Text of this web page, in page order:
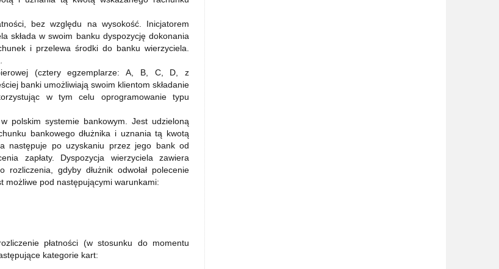
bez względu na wysokość. Inicjatorem
składa w swoim banku dyspozycję dokonania
i przelewa środki do banku wierzyciela.
(cztery egzemplarze: A, B, C, D, z
banki umożliwiają swoim klientom składanie
w tym celu oprogramowanie typu
polskim systemie bankowym. Jest udzieloną
bankowego dłużnika i uznania tą kwotą
następuje po uzyskaniu przez jego bank od
zapłaty. Dyspozycja wierzyciela zawiera
gdyby dłużnik odwołał polecenie
możliwe pod następującymi warunkami:
płatności (w stosunku do momentu
kategorie kart: